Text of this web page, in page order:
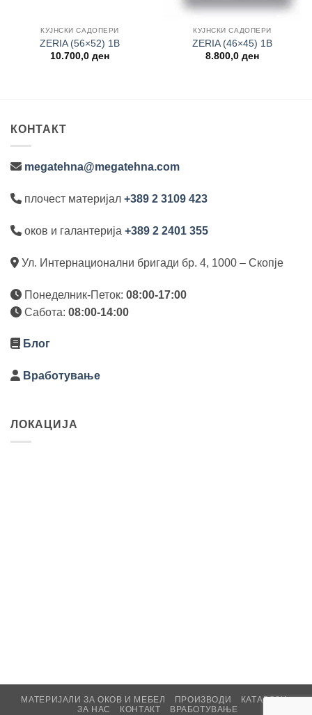
КУЈНСКИ САДОПЕРИ
ZERIA (56×52) 1B
10.700,0 ден
КУЈНСКИ САДОПЕРИ
ZERIA (46×45) 1B
8.800,0 ден
КОНТАКТ
megatehna@megatehna.com
плочест материјал +389 2 3109 423
оков и галантерија +389 2 2401 355
Ул. Интернационални бригади бр. 4, 1000 – Скопје
Понеделник-Петок: 08:00-17:00
Сабота: 08:00-14:00
Блог
Вработување
ЛОКАЦИЈА
МАТЕРИЈАЛИ ЗА ОКОВ И МЕБЕЛ ПРОИЗВОДИ
КАТАЛОЗИ
ЗА НАС
КОНТАКТ ВРАБОТУВАЊЕ